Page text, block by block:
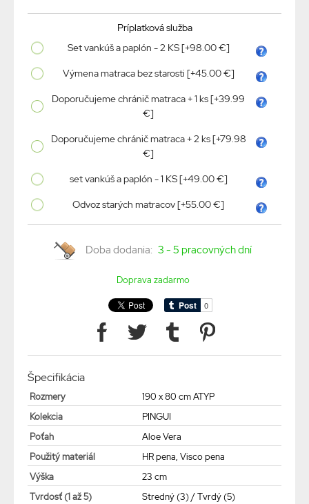
Príplatková služba
Set vankúš a paplón - 2 KS [+98.00 €]
Výmena matraca bez starosti [+45.00 €]
Doporučujeme chránič matraca + 1 ks [+39.99
€]
Doporučujeme chránič matraca + 2 ks [+79.98
€]
set vankúš a paplón - 1 KS [+49.00 €]
Odvoz starých matracov [+55.00 €]
Doba dodania: 3 - 5 pracovných dní
Doprava zadarmo
Špecifikácia
Rozmery
190 x 80 cm ATYP
Kolekcia
PINGUI
Poťah
Aloe Vera
Použitý materiál
HR pena, Visco pena
Výška
23 cm
Tvrdosť (1 až 5)
Stredný (3) / Tvrdý (5)